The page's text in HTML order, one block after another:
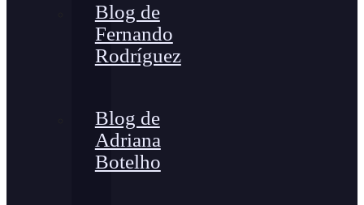
Blog de
Fernando
Rodríguez
Blog de
Adriana
Botelho